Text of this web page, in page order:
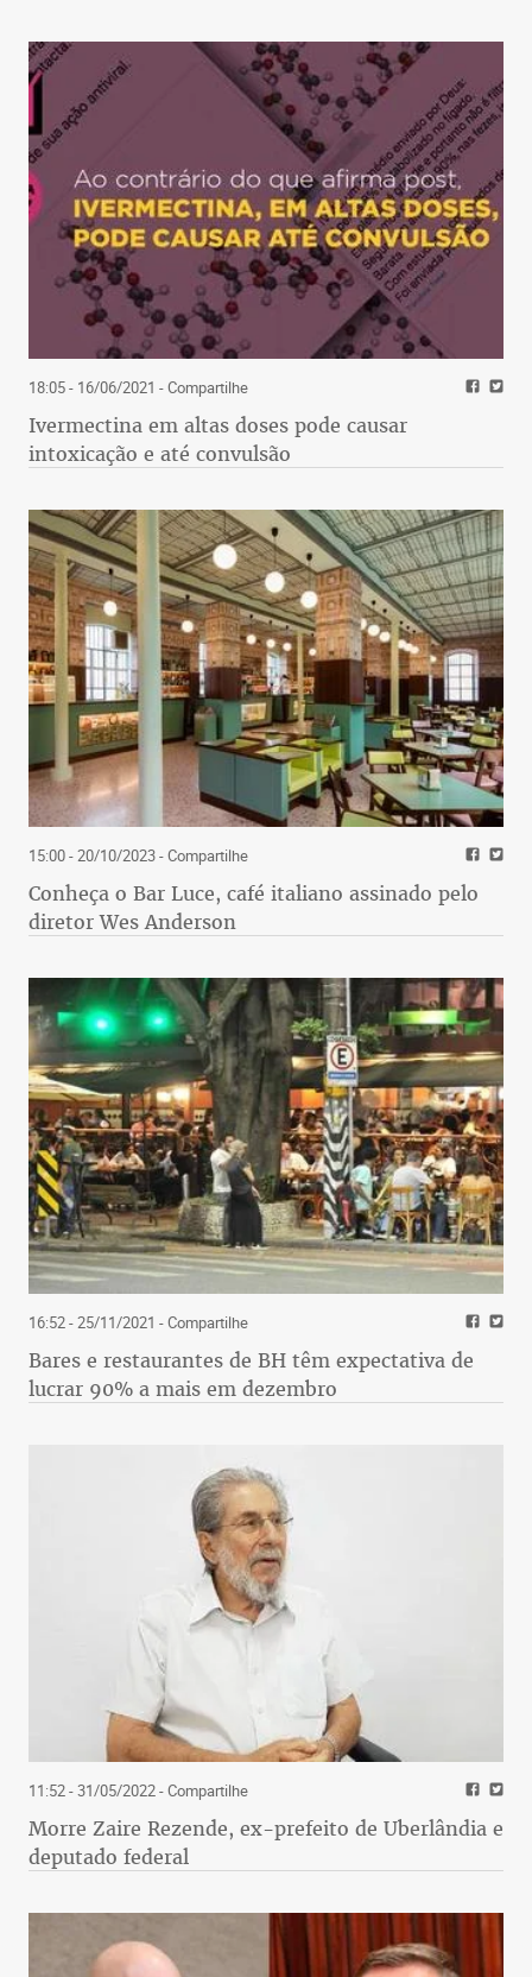
18:05 - 16/06/2021 - Compartilhe
Ivermectina em altas doses pode causar
intoxicação e até convulsão
15:00 - 20/10/2023- Compartilhe
Conheça o Bar Luce, café italiano assinado pelo
diretor Wes Anderson
16:52 - 25/11/2021 - Compartilhe
Bares e restaurantes de BH têm expectativa de
lucrar 90% a mais em dezembro
11:52 - 31/05/2022- Compartilhe
Morre Zaire Rezende, ex-prefeito de Uberlândia e
deputado federal